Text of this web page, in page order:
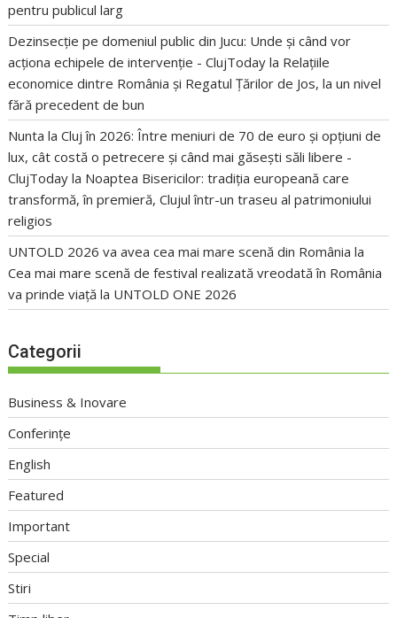
pentru publicul larg
Dezinsecție pe domeniul public din Jucu: Unde și când vor
acționa echipele de intervenție - ClujToday la Relațiile
economice dintre România și Regatul Țărilor de Jos, la un nivel
fără precedent de bun
Nunta la Cluj în 2026: Între meniuri de 70 de euro și opțiuni de
lux, cât costă o petrecere și când mai găsești săli libere -
ClujToday la Noaptea Bisericilor: tradiția europeană care
transformă, în premieră, Clujul într-un traseu al patrimoniului
religios
UNTOLD 2026 va avea cea mai mare scenă din România la
Cea mai mare scenă de festival realizată vreodată în România
va prinde viață la UNTOLD ONE 2026
Categorii
Business & Inovare
Conferințe
English
Featured
Important
Special
Stiri